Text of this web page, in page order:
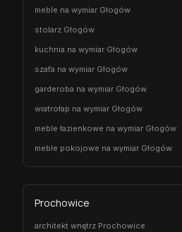
meble na wymiar Głogów
stolarz Głogów
kuchnia na wymiar Głogów
szafa na wymiar Głogów
garderoba na wymiar Głogów
wiatrołap na wymiar Głogów
meble łazienkowe na wymiar Głogów
meble pokojowe na wymiar Głogów
Prochowice
architekt wnętrz Prochowice